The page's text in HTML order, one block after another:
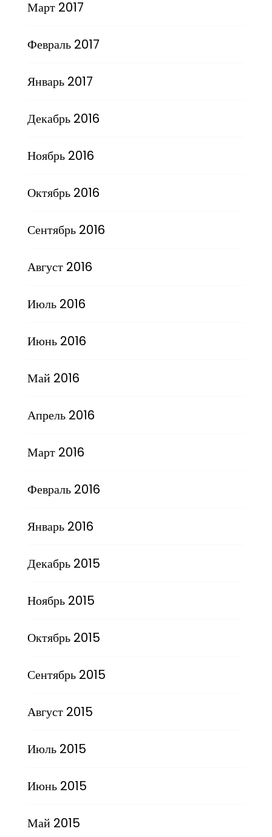
Март 2017
Февраль 2017
Январь 2017
Декабрь 2016
Ноябрь 2016
Октябрь 2016
Сентябрь 2016
Август 2016
Июль 2016
Июнь 2016
Май 2016
Апрель 2016
Март 2016
Февраль 2016
Январь 2016
Декабрь 2015
Ноябрь 2015
Октябрь 2015
Сентябрь 2015
Август 2015
Июль 2015
Июнь 2015
Май 2015